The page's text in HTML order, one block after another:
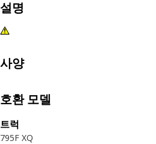
설명
사양
호환 모델
트럭
795F XQ